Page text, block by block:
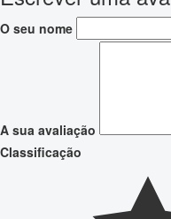
O seu nome
A sua avaliação
Classificação